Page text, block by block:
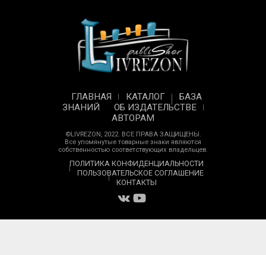
ГЛАВНАЯ КАТАЛОГ
БАЗА
ЗНАНИЙ
ОБ ИЗДАТЕЛЬСТВЕ
АВТОРАМ
©LIVREZON, 2022. ВСЕ ПРАВА ЗАЩИЩЕНЫ.
Все упомянутые товарные знаки являются
собственностью соответствующих владельцев.
ПОЛИТИКА КОНФИДЕНЦИАЛЬНОСТИ
ПОЛЬЗОВАТЕЛЬСКОЕ СОГЛАШЕНИЕ
КОНТАКТЫ